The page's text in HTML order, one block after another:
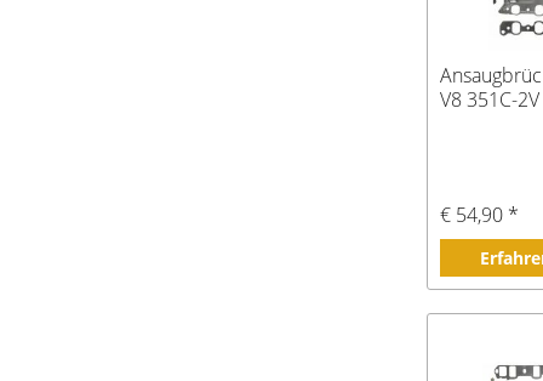
V8 351C-2V
€ 54,90 *